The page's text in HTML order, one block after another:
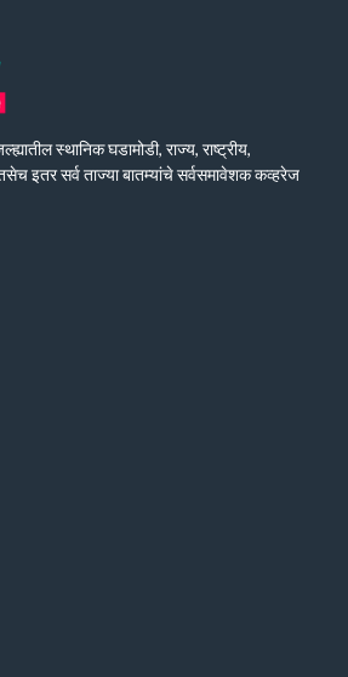
स्थानिक घडामोडी, राज्य, राष्ट्रीय,
इतर सर्व ताज्या बातम्यांचे सर्वसमावेशक कव्हरेज